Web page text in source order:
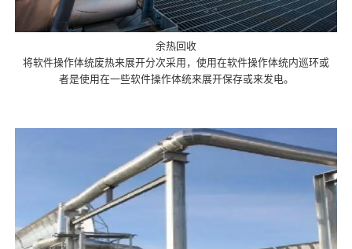
余热回收
将软件操作体统废热来展开分次采用，使用在软件操作体统内巡环或
者是使用在一些软件操作体统来展开保存或来发电。